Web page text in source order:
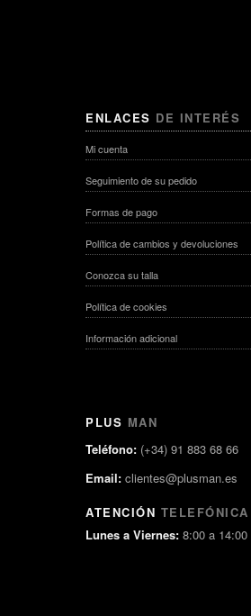
ENLACES DE INTERÉS
Mi cuenta
Seguimiento de su pedido
Formas de pago
Política de cambios y devoluciones
Conozca su talla
Política de cookies
Información adicional
PLUS MAN
Teléfono: (+34) 91 883 68 66
Email: clientes@plusman.es
ATENCIÓN TELEFÓNICA
Lunes a Viernes: 8:00 a 14:00